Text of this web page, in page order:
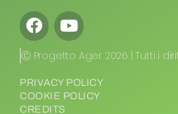
Facebook
Youtube
PRIVACY POLICY
COOKIE POLICY
CREDITS
Ⓒ Progetto Ager 2026 | Tutti i